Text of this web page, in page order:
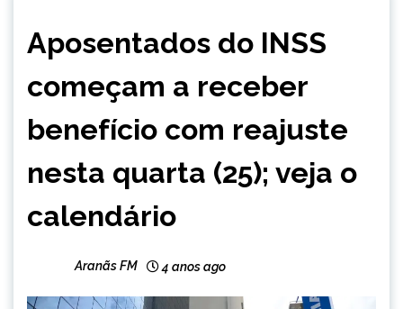
NOTÍCIAS
Aposentados do INSS
começam a receber
benefício com reajuste
nesta quarta (25); veja o
calendário
Aranãs FM 4 anos ago